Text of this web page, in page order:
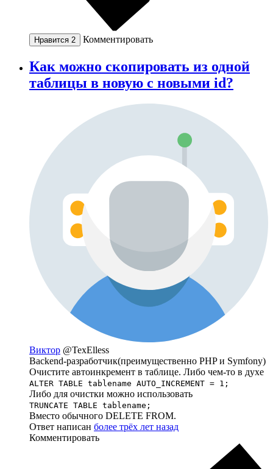
Нравится 2 Комментировать
Как можно скопировать из одной
таблицы в новую с новыми id?
Виктор @TexElless
Backend-разработчик(преимущественно PHP и Symfony)
Очистите автоинкремент в таблице. Либо чем-то в духе
ALTER TABLE tablename AUTO_INCREMENT = 1;
Либо для очистки можно использовать
TRUNCATE TABLE tablename;
Вместо обычного DELETE FROM.
Ответ написан более трёх лет назад
Комментировать